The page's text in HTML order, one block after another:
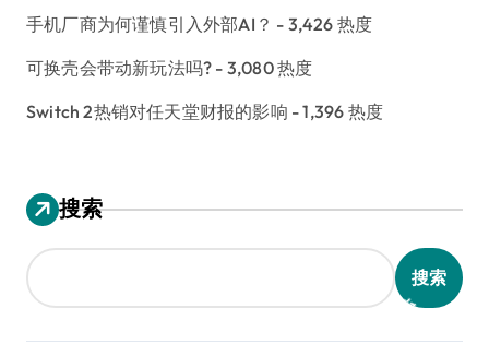
手机厂商为何谨慎引入外部AI？ - 3,426 热度
可换壳会带动新玩法吗? - 3,080 热度
Switch 2热销对任天堂财报的影响 - 1,396 热度
搜索
搜索